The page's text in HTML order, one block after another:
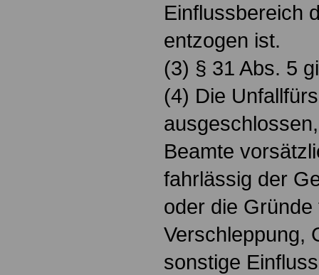
Einflussbereich
entzogen ist.
(3) § 31 Abs. 5
(4) Die
Beamte
fahrlässig der
oder die Gründe
Verschleppung,
sonstige